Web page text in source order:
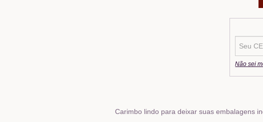
Não sei
Carimbo lindo para deixar suas embalagens